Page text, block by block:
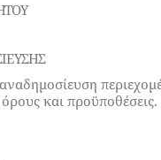
και προϋποθέσεις.